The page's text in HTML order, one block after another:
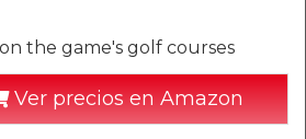
the game's golf courses
Ver precios en Amazon